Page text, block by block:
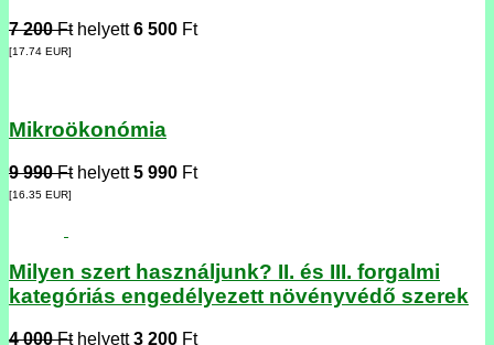
7 200 Fthelyett6 500 Ft
[17.74 EUR]
Mikroökonómia
9 990 Fthelyett5 990 Ft
[16.35 EUR]
Milyen szert használjunk? II. és III. forgalmi
kategóriás engedélyezett növényvédő szerek
4 000 Fthelyett3 200 Ft